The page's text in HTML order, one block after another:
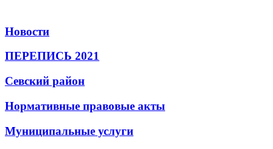
Новости
ПЕРЕПИСЬ 2021
Севский район
Нормативные правовые акты
Муниципальные услуги